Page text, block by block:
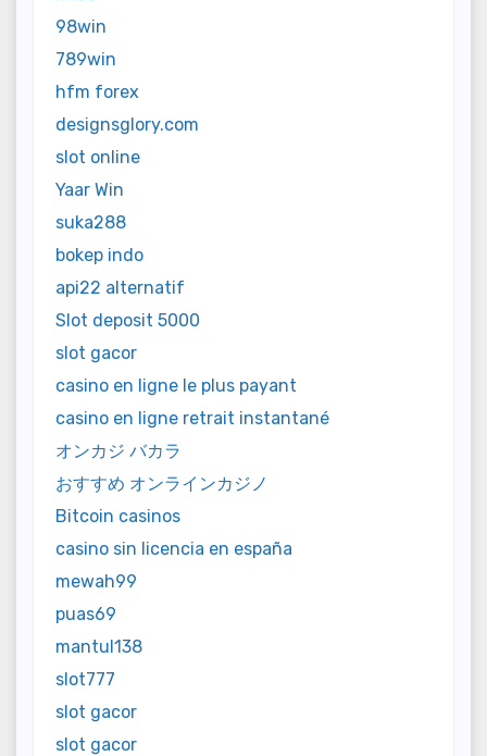
98win
789win
hfm forex
designsglory.com
slot online
Yaar Win
suka288
bokep indo
api22 alternatif
Slot deposit 5000
slot gacor
casino en ligne le plus payant
casino en ligne retrait instantané
オンカジ バカラ
おすすめ オンラインカジノ
Bitcoin casinos
casino sin licencia en españa
mewah99
puas69
mantul138
slot777
slot gacor
slot gacor